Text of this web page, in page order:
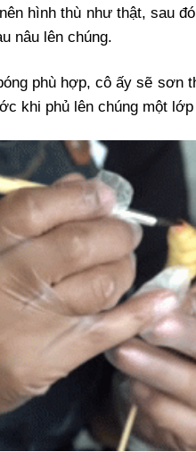
hình thù như thật, sau
nâu lên chúng.
phù hợp, cô ấy sẽ sơn
khi phủ lên chúng một